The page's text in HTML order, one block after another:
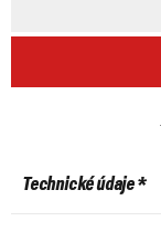
Technické údaje *